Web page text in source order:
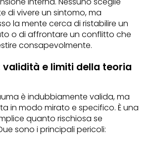
di vivere un sintomo, ma
la mente cerca di ristabilire un
o di affrontare un conflitto che
consapevolmente.
validità e limiti della teoria
è indubbiamente valida, ma
in modo mirato e specifico. È una
quanto rischiosa se
sono i principali pericoli: